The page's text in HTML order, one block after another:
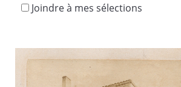
Joindre à mes sélections